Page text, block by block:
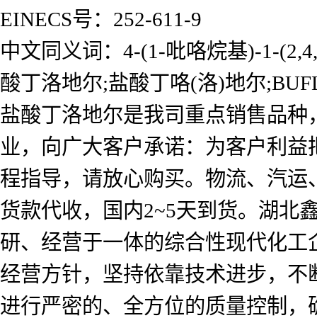
EINECS号：252-611-9
中文同义词：4-(1-吡咯烷基)-1-
酸丁洛地尔;盐酸丁咯(洛)地尔
盐酸丁洛地尔是我司重点销售品
业，向广大客户承诺：为客户利
程指导，请放心购买。物流、汽
货款代收，国内2~5天到货。湖北
研、经营于一体的综合性现代化
经营方针，坚持依靠技术进步，
进行严密的、全方位的质量控制